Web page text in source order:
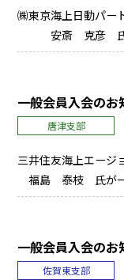
㈱東京海上日動パー
安斎 克彦 氏
一般会員入会のお
唐津支部
三井住友海上エージ
福島 泰枝 氏が一
一般会員入会のお
佐賀東支部